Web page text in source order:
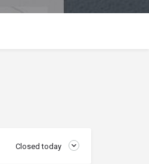
Closed today